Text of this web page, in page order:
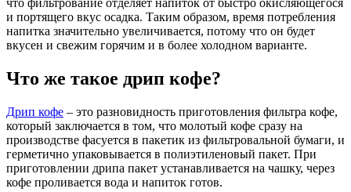
что фильтрование отделяет напиток от быстро окисляющегося
и портящего вкус осадка. Таким образом, время потребления
напитка значительно увеличивается, потому что он будет
вкусен и свежим горячим и в более холодном варианте.
Что же такое дрип кофе?
Дрип кофе – это разновидность приготовления фильтра кофе,
который заключается в том, что молотый кофе сразу на
производстве фасуется в пакетик из фильтровальной бумаги, и
герметично упаковывается в полиэтиленовый пакет. При
приготовлении дрипа пакет устанавливается на чашку, через
кофе проливается вода и напиток готов.